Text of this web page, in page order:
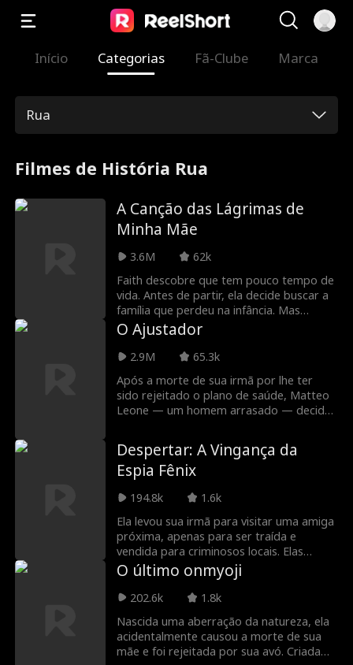
Início Categorias Fã-Clube Marca
Rua
Filmes de História Rua
A Canção das Lágrimas de
Minha Mãe
3.6M
62k
Faith descobre que tem pouco tempo de
vida. Antes de partir, ela decide buscar a
família que perdeu na infância. Mas
quando finalmente os encontra, percebe
que seus parentes são as pessoas que
ela mais despreza.
O Ajustador
2.9M
65.3k
Após a morte de sua irmã por lhe ter
sido rejeitado o plano de saúde, Matteo
Leone — um homem arrasado — decide
assassinando o CEO da seguradora. Mas
sua motivação vai além da vingança: seu
objetivo maior é expor as empresas
exploram injustamente os clientes mais
vulneráveis. Matteo mantém-se sempre
um passo à frente da polícia, deixando
pistas pelo caminho para transmitir sua
mensagem. Logo, ele se torna um herói
para aqueles que os CEOs sem
escrúpulos acreditavam poder silenciar.
Despertar: A Vingança da
Espia Fênix
194.8k
1.6k
Ela levou sua irmã para visitar uma amiga
próxima, apenas para ser traída e
vendida para criminosos locais. Elas
foram brutalmente abusadas e seus pais
foram mortos tentando resgatá-las. Isso
plantou a semente da vingança nela. Ao
próprias lutas nela, ela se tornou uma
discípula. Ela então se ergueu como a
nova guerreira feminina do submundo
O último onmyoji
202.6k
1.8k
Nascida uma aberração da natureza, ela
acidentalmente causou a morte de sua
mãe e foi rejeitada por sua avó. Criada